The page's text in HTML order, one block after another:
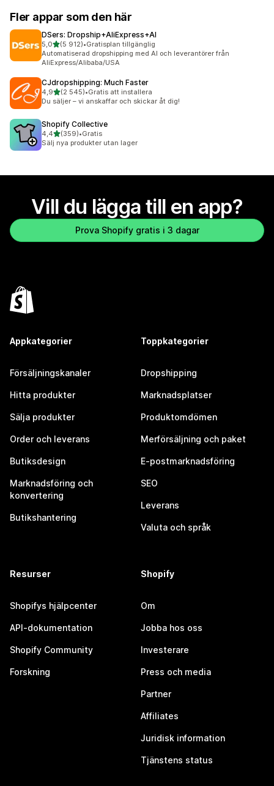
Fler appar som den här
DSers: Dropship+AliExpress+AI
5,0av 5 stjärnor
(5 912)
5912 recensioner totalt
•Gratisplan tillgänglig
Automatiserad dropshipping med AI och leverantörer från
AliExpress/Alibaba/USA
CJdropshipping: Much Faster
4,9av 5 stjärnor
(2 545)
2545 recensioner totalt
•Gratis att installera
Du säljer – vi anskaffar och skickar åt dig!
Shopify Collective
4,4av 5 stjärnor
(359)
359 recensioner totalt
•Gratis
Sälj nya produkter utan lager
Vill du lägga till en app?
Prova Shopify gratis i 3 dagar
Appkategorier
Försäljningskanaler
Hitta produkter
Sälja produkter
Order och leverans
Butiksdesign
Marknadsföring och
konvertering
Butikshantering
Toppkategorier
Dropshipping
Marknadsplatser
Produktomdömen
Merförsäljning och paket
E-postmarknadsföring
SEO
Leverans
Valuta och språk
Resurser
Shopifys hjälpcenter
API-dokumentation
Shopify Community
Forskning
Shopify
Om
Jobba hos oss
Investerare
Press och media
Partner
Affiliates
Juridisk information
Tjänstens status